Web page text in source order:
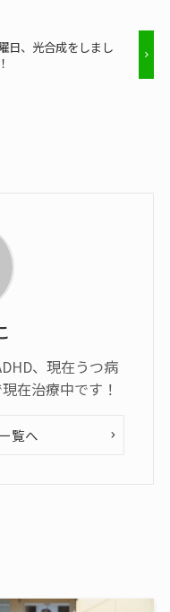
日、光合成をしまし
、現在うつ病
在治療中です！
覧へ